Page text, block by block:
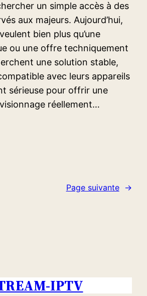
un simple accès à des
aux majeurs. Aujourd’hui,
bien plus qu’une
ou une offre techniquement
une solution stable,
avec leurs appareils
sérieuse pour offrir une
réellement…
Page suivante →
IPTV